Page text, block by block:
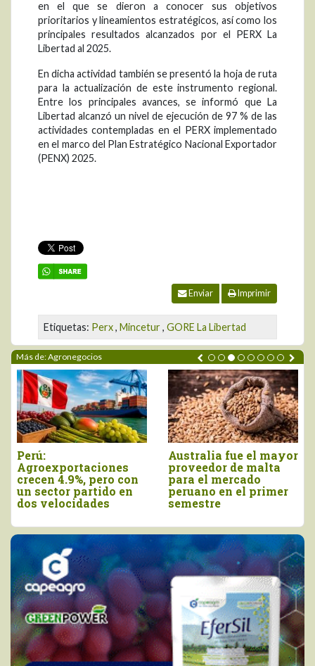
en el que se dieron a conocer sus objetivos
prioritarios y lineamientos estratégicos, así como los
principales resultados alcanzados por el PERX La
Libertad al 2025.
En dicha actividad también se presentó la hoja de ruta
para la actualización de este instrumento regional.
Entre los principales avances, se informó que La
Libertad alcanzó un nivel de ejecución de 97 % de las
actividades contempladas en el PERX implementado
en el marco del Plan Estratégico Nacional Exportador
(PENX) 2025.
Enviar Imprimir
Etiquetas: Perx, Mincetur, GORE La Libertad
Más de: Agronegocios
Agroexportaciones no
tradicionales de Perú
a Estados Unidos
cayeron en valor 17%
Declaran el segundo
viernes de agosto
como el Día Nacional
de la Chirimoya